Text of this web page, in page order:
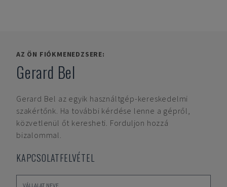
AZ ÖN FIÓKMENEDZSERE:
Gerard Bel
Gerard Bel az egyik használtgép-kereskedelmi
szakértőnk. Ha további kérdése lenne a gépről,
közvetlenül őt keresheti. Forduljon hozzá
bizalommal.
KAPCSOLATFELVÉTEL